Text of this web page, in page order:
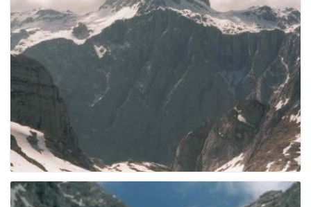
i
g
a
t